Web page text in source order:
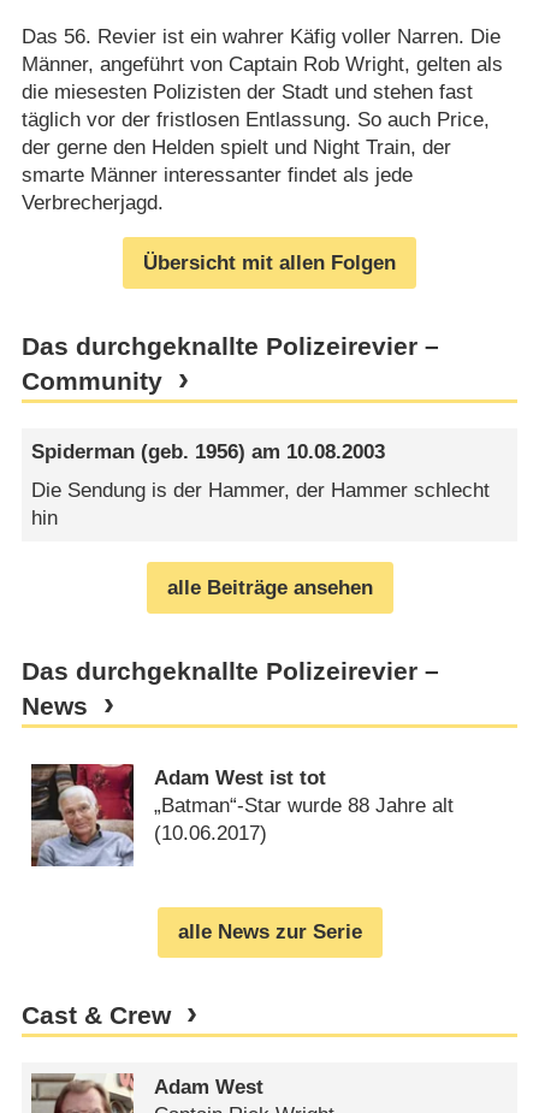
Das 56. Revier ist ein wahrer Käfig voller Narren. Die
Männer, angeführt von Captain Rob Wright, gelten als
die miesesten Polizisten der Stadt und stehen fast
täglich vor der fristlosen Entlassung. So auch Price,
der gerne den Helden spielt und Night Train, der
smarte Männer interessanter findet als jede
Verbrecherjagd.
Übersicht mit allen Folgen
Das durchgeknallte Polizeirevier –
Community
Spiderman (geb. 1956) am 10.08.2003
Die Sendung is der Hammer, der Hammer schlecht
hin
alle Beiträge ansehen
Das durchgeknallte Polizeirevier –
News
Adam West ist tot
„Batman“-Star wurde 88 Jahre alt
(10.06.2017)
alle News zur Serie
Cast & Crew
Adam West